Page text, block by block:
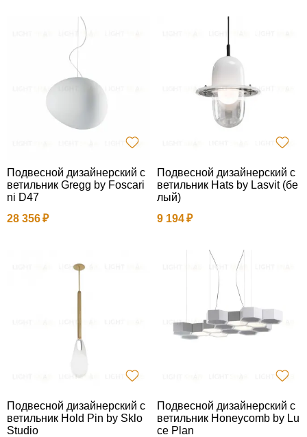
Подвесной дизайнерский с
ветильник Gregg by Foscari
ni D47
28 356
Подвесной дизайнерский с
ветильник Hats by Lasvit (бе
лый)
9 194
Подвесной дизайнерский с
ветильник Hold Pin by Sklo
Studio
Подвесной дизайнерский с
ветильник Honeycomb by Lu
ce Plan